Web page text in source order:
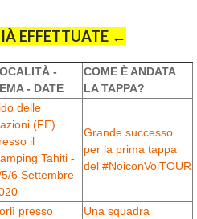
EFFETTUATE ←
-
- DATE
COME È ANDATA
LA TAPPA?
delle
(FE)
il
Tahiti -
6 Settembre
Grande successo
per la prima tappa
del #NoiconVoiTOUR
presso
Una squadra